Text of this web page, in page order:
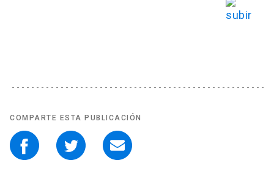
COMPARTE ESTA PUBLICACIÓN